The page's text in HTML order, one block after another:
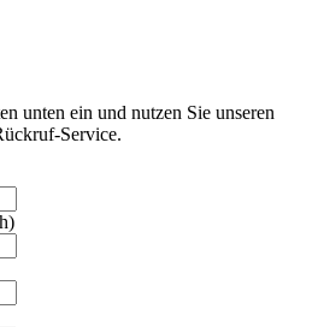
unten ein und nutzen Sie unseren
Service.